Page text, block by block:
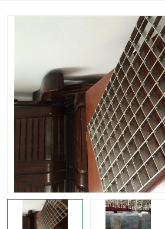
水
钢
齿形钢格板 钢
热镀锌钢格板 复
钢格栅踏步板 插
整流格栅